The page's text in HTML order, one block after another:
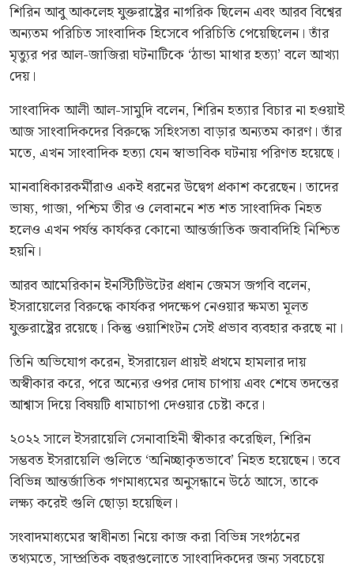
শিরিন আবু আকলেহ যুক্তরাষ্ট্রের নাগরিক ছিলেন এবং আরব বিশ্বের
অন্যতম পরিচিত সাংবাদিক হিসেবে পরিচিতি পেয়েছিলেন। তাঁর
মৃত্যুর পর আল-জাজিরা ঘটনাটিকে ‘ঠান্ডা মাথার হত্যা’ বলে আখ্যা
দেয়।
সাংবাদিক আলী আল-সামুদি বলেন, শিরিন হত্যার বিচার না হওয়াই
আজ সাংবাদিকদের বিরুদ্ধে সহিংসতা বাড়ার অন্যতম কারণ। তাঁর
মতে, এখন সাংবাদিক হত্যা যেন স্বাভাবিক ঘটনায় পরিণত হয়েছে।
মানবাধিকারকর্মীরাও একই ধরনের উদ্বেগ প্রকাশ করেছেন। তাদের
ভাষ্য, গাজা, পশ্চিম তীর ও লেবাননে শত শত সাংবাদিক নিহত
হলেও এখন পর্যন্ত কার্যকর কোনো আন্তর্জাতিক জবাবদিহি নিশ্চিত
হয়নি।
আরব আমেরিকান ইনস্টিটিউটের প্রধান জেমস জগবি বলেন,
ইসরায়েলের বিরুদ্ধে কার্যকর পদক্ষেপ নেওয়ার ক্ষমতা মূলত
যুক্তরাষ্ট্রের রয়েছে। কিন্তু ওয়াশিংটন সেই প্রভাব ব্যবহার করছে না।
তিনি অভিযোগ করেন, ইসরায়েল প্রায়ই প্রথমে হামলার দায়
অস্বীকার করে, পরে অন্যের ওপর দোষ চাপায় এবং শেষে তদন্তের
আশ্বাস দিয়ে বিষয়টি ধামাচাপা দেওয়ার চেষ্টা করে।
২০২২ সালে ইসরায়েলি সেনাবাহিনী স্বীকার করেছিল, শিরিন
সম্ভবত ইসরায়েলি গুলিতে ‘অনিচ্ছাকৃতভাবে’ নিহত হয়েছেন। তবে
বিভিন্ন আন্তর্জাতিক গণমাধ্যমের অনুসন্ধানে উঠে আসে, তাকে
লক্ষ্য করেই গুলি ছোড়া হয়েছিল।
সংবাদমাধ্যমের স্বাধীনতা নিয়ে কাজ করা বিভিন্ন সংগঠনের
তথ্যমতে, সাম্প্রতিক বছরগুলোতে সাংবাদিকদের জন্য সবচেয়ে